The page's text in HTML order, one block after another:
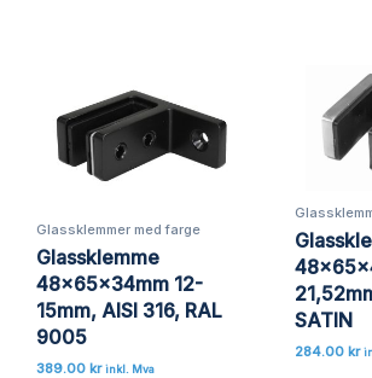
Glassklemmer med farge
Glassklemme
48x65x34mm 12-
15mm, AISI 316, RAL
9005
389.00 kr inkl. Mva
SATIN
284.00 kr